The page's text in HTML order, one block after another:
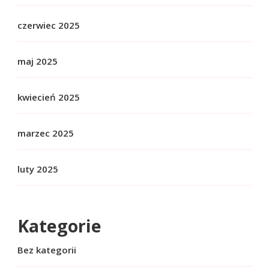
czerwiec 2025
maj 2025
kwiecień 2025
marzec 2025
luty 2025
Kategorie
Bez kategorii